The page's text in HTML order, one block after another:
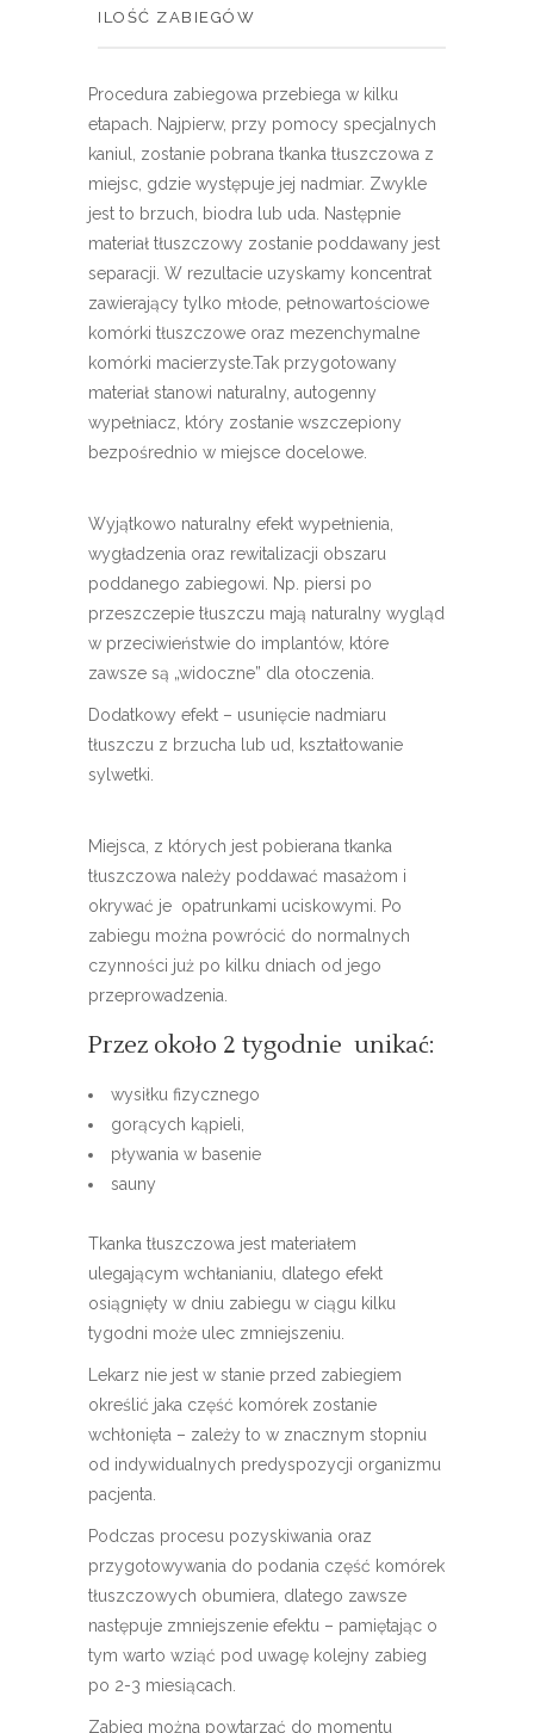
ILOŚĆ ZABIEGÓW
Procedura zabiegowa przebiega w kilku
etapach. Najpierw, przy pomocy specjalnych
kaniul, zostanie pobrana tkanka tłuszczowa z
miejsc, gdzie występuje jej nadmiar. Zwykle
jest to brzuch, biodra lub uda. Następnie
materiał tłuszczowy zostanie poddawany jest
separacji. W rezultacie uzyskamy koncentrat
zawierający tylko młode, pełnowartościowe
komórki tłuszczowe oraz mezenchymalne
komórki macierzyste.Tak przygotowany
materiał stanowi naturalny, autogenny
wypełniacz, który zostanie wszczepiony
bezpośrednio w miejsce docelowe.
Wyjątkowo naturalny efekt wypełnienia,
wygładzenia oraz rewitalizacji obszaru
poddanego zabiegowi. Np. piersi po
przeszczepie tłuszczu mają naturalny wygląd
w przeciwieństwie do implantów, które
zawsze są „widoczne” dla otoczenia.
Dodatkowy efekt – usunięcie nadmiaru
tłuszczu z brzucha lub ud, kształtowanie
sylwetki.
Miejsca, z których jest pobierana tkanka
tłuszczowa należy poddawać masażom i
okrywać je opatrunkami uciskowymi. Po
zabiegu można powrócić do normalnych
czynności już po kilku dniach od jego
przeprowadzenia.
Przez około 2 tygodnie unikać:
wysiłku fizycznego
gorących kąpieli,
pływania w basenie
sauny
Tkanka tłuszczowa jest materiałem
ulegającym wchłanianiu, dlatego efekt
osiągnięty w dniu zabiegu w ciągu kilku
tygodni może ulec zmniejszeniu.
Lekarz nie jest w stanie przed zabiegiem
określić jaka część komórek zostanie
wchłonięta – zależy to w znacznym stopniu
od indywidualnych predyspozycji organizmu
pacjenta.
Podczas procesu pozyskiwania oraz
przygotowywania do podania część komórek
tłuszczowych obumiera, dlatego zawsze
następuje zmniejszenie efektu – pamiętając o
tym warto wziąć pod uwagę kolejny zabieg
po 2-3 miesiącach.
Zabieg można powtarzać do momentu